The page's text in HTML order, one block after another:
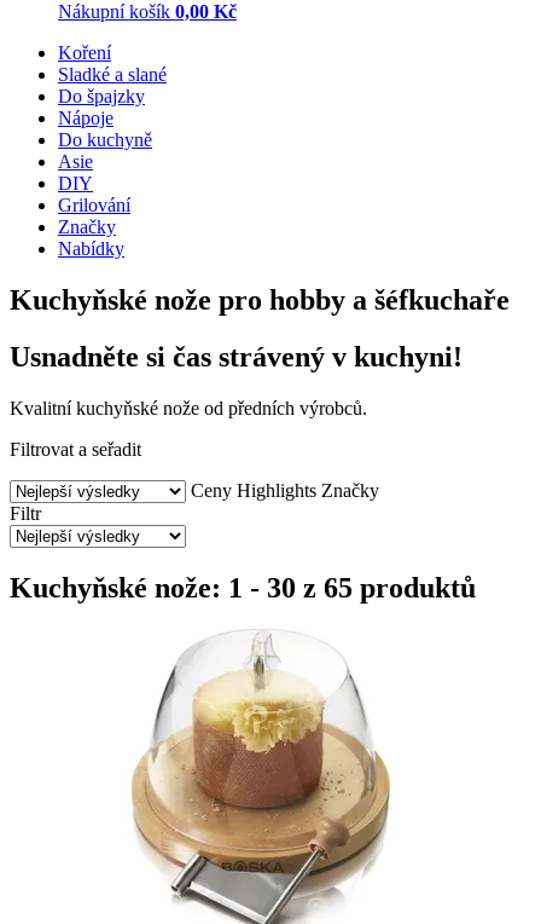
Nákupní košík 0,00 Kč
Koření
Sladké a slané
Do špajzky
Nápoje
Do kuchyně
Asie
DIY
Grilování
Značky
Nabídky
Kuchyňské nože pro hobby a šéfkuchaře
Usnadněte si čas strávený v kuchyni!
Kvalitní kuchyňské nože od předních výrobců.
Filtrovat a seřadit
Ceny Highlights Značky
Filtr
Kuchyňské nože: 1 - 30 z 65 produktů